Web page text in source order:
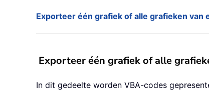
Exporteer één grafiek of alle grafieken
Exporteer één grafiek of alle
In dit gedeelte worden VBA-codes